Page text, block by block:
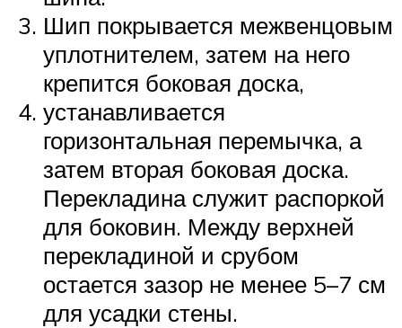
Шип покрывается межвенцовым
уплотнителем, затем на него
крепится боковая доска,
устанавливается
горизонтальная перемычка, а
затем вторая боковая доска.
Перекладина служит распоркой
для боковин. Между верхней
перекладиной и срубом
остается зазор не менее 5–7 см
для усадки стены.